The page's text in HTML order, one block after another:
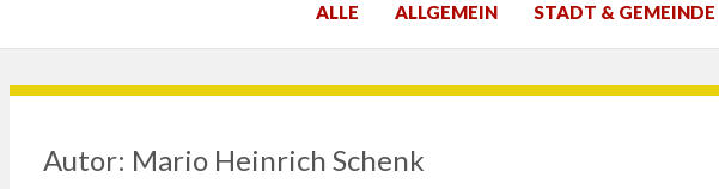
ALLE ALLGEMEIN STADT & GEMEINDE
Autor: Mario Heinrich Schenk